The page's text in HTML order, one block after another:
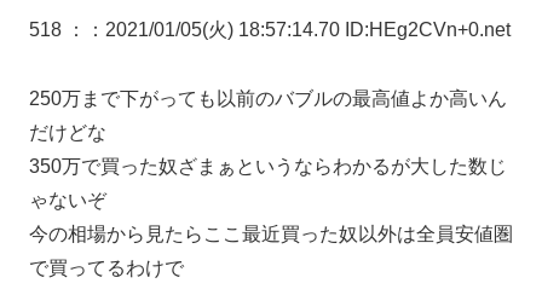
518 ： ：2021/01/05(火) 18:57:14.70 ID:HEg2CVn+0.net
250万まで下がっても以前のバブルの最高値よか高いん
だけどな
350万で買った奴ざまぁというならわかるが大した数じ
ゃないぞ
今の相場から見たらここ最近買った奴以外は全員安値圏
で買ってるわけで